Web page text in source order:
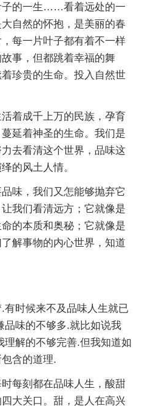
子的一生……看着远处的一
自然的怀抱，是美丽的春
每一片叶子都有着不一样
事，但都跳着幸福的舞
珍贵的生命。投入自然世
着成千上万的民族，孕育
延着神圣的生命。我们是
去看清这个世界，品味这
的风土人情。
味，我们又怎能够抛弃它
我们看清远方；它就像是
的本质和奥秘；它就像是
解事物的内心世界，知道
有时候来不及品味人生就已
品味的不够多.就比如说我
理解的不够完善.但我知道如
含的道理.
每刻都在品味人生，酸甜
大关口。甜，是人在高兴